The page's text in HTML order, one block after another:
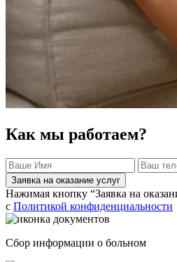
Как мы работаем?
Заявка на оказание услуг
Нажимая кнопку “Заявка на
с Политикой конфиденциальности
Сбор информации о больном